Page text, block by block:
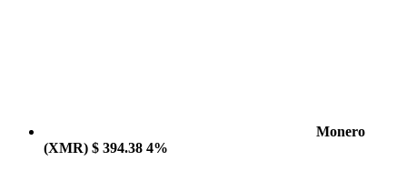
Monero
(XMR) $ 394.38 4%